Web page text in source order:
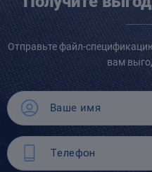
Отправьте файл-
вам